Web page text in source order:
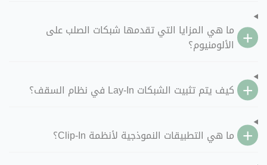
ما هي المزايا التي تقدمها شبكات الصلب على
الألومنيوم؟
كيف يتم تثبيت الشبكات Lay-In في نظام السقف؟
ما هي التطبيقات النموذجية لأنظمة Clip-In؟